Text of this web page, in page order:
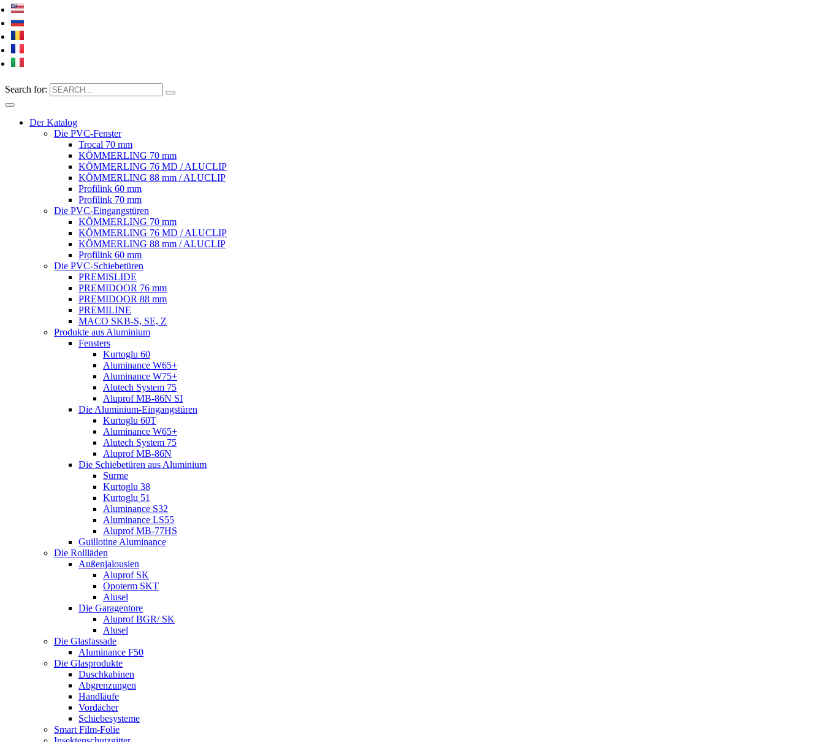
Search for:
Der Katalog
Die PVC-Fenster
Trocal 70 mm
KÖMMERLING 70 mm
KÖMMERLING 76 MD / ALUCLIP
KÖMMERLING 88 mm / ALUCLIP
Profilink 60 mm
Profilink 70 mm
Die PVC-Eingangstüren
KÖMMERLING 70 mm
KÖMMERLING 76 MD / ALUCLIP
KÖMMERLING 88 mm / ALUCLIP
Profilink 60 mm
Die PVC-Schiebetüren
PREMISLIDE
PREMIDOOR 76 mm
PREMIDOOR 88 mm
PREMILINE
MACO SKB-S, SE, Z
Produkte aus Aluminium
Fensters
Kurtoglu 60
Aluminance W65+
Aluminance W75+
Alutech System 75
Aluprof MB-86N SI
Die Aluminium-Eingangstüren
Kurtoglu 60T
Aluminance W65+
Alutech System 75
Aluprof MB-86N
Die Schiebetüren aus Aluminium
Surme
Kurtoglu 38
Kurtoglu 51
Aluminance S32
Aluminance LS55
Aluprof MB-77HS
Guillotine Aluminance
Die Rollläden
Außenjalousien
Aluprof SK
Opoterm SKT
Alusel
Die Garagentore
Aluprof BGR/ SK
Alusel
Die Glasfassade
Aluminance F50
Die Glasprodukte
Duschkabinen
Abgrenzungen
Handläufe
Vordächer
Schiebesysteme
Smart Film-Folie